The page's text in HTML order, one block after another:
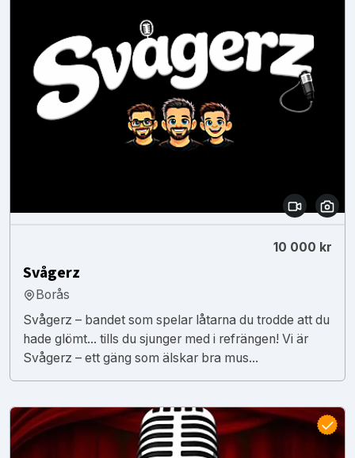
10 000 kr
Svågerz
Borås
Svågerz – bandet som spelar låtarna du trodde att du
hade glömt... tills du sjunger med i refrängen! Vi är
Svågerz – ett gäng som älskar bra mus...